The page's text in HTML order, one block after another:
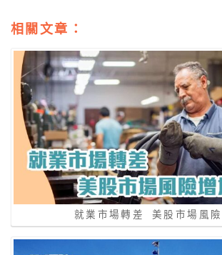
相關文章：
就業市場轉差 美股市場風險